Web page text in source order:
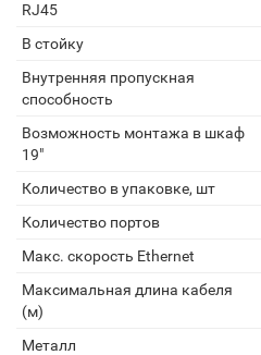
RJ45
В стойку
Внутренняя пропускная
способность
Возможность монтажа в шкаф
19"
Количество в упаковке, шт
Количество портов
Макс. скорость Ethernet
Максимальная длина кабеля
(м)
Металл